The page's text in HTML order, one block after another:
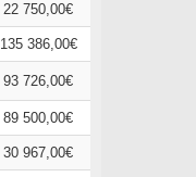
22 750,00€
135 386,00€
93 726,00€
89 500,00€
30 967,00€